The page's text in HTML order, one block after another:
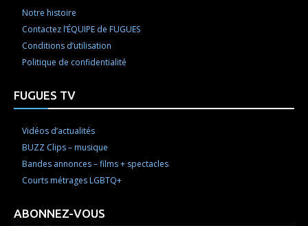
Notre histoire
Contactez l’ÉQUIPE de FUGUES
Conditions d’utilisation
Politique de confidentialité
FUGUES TV
Vidéos d’actualités
BUZZ Clips – musique
Bandes annonces – films + spectacles
Courts métrages LGBTQ+
ABONNEZ-VOUS